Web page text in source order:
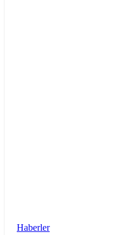
Haberler